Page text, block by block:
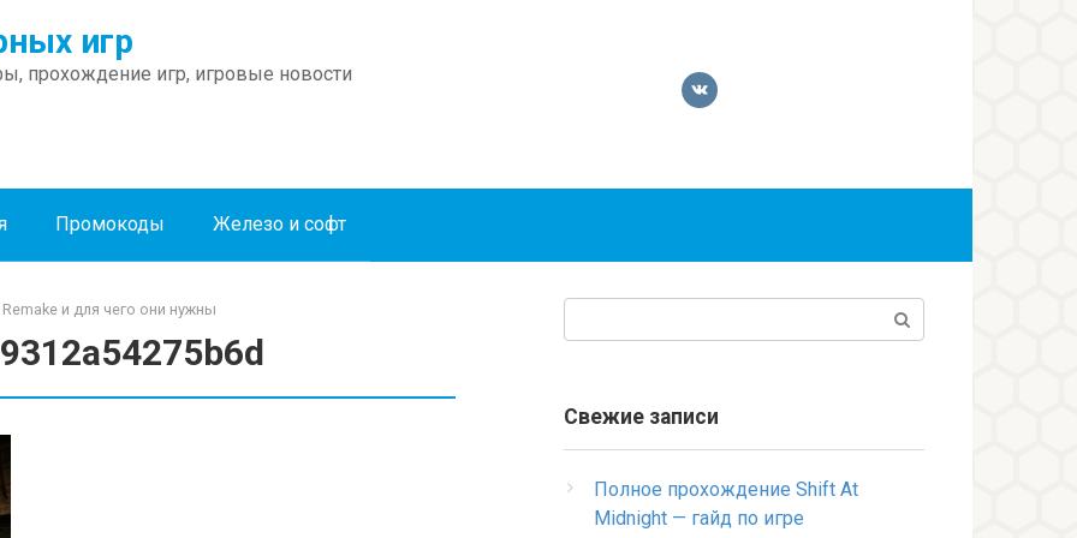
игр
прохождение игр, игровые новости
Промокоды Железо и софт
и для чего они нужны
Свежие записи
Полное прохождение Shift At
Midnight — гайд по игре